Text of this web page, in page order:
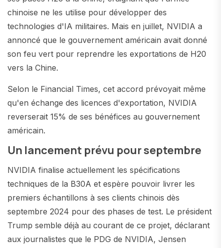
chinoise ne les utilise pour développer des
technologies d'IA militaires. Mais en juillet, NVIDIA a
annoncé que le gouvernement américain avait donné
son feu vert pour reprendre les exportations de H20
vers la Chine.
Selon le Financial Times, cet accord prévoyait même
qu'en échange des licences d'exportation, NVIDIA
reverserait 15% de ses bénéfices au gouvernement
américain.
Un lancement prévu pour septembre
NVIDIA finalise actuellement les spécifications
techniques de la B30A et espère pouvoir livrer les
premiers échantillons à ses clients chinois dès
septembre 2024 pour des phases de test. Le président
Trump semble déjà au courant de ce projet, déclarant
aux journalistes que le PDG de NVIDIA, Jensen